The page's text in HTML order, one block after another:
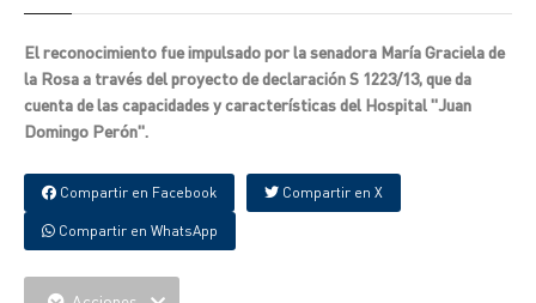
El reconocimiento fue impulsado por la senadora María Graciela de
la Rosa a través del proyecto de declaración S 1223/13, que da
cuenta de las capacidades y características del Hospital "Juan
Domingo Perón".
Compartir en Facebook Compartir en X
Compartir en WhatsApp